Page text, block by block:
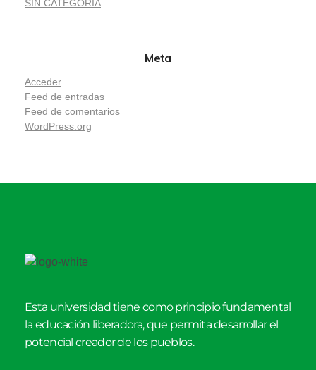
SIN CATEGORÍA
Meta
Acceder
Feed de entradas
Feed de comentarios
WordPress.org
Esta universidad tiene como principio fundamental
la educación liberadora, que permita desarrollar el
potencial creador de los pueblos.